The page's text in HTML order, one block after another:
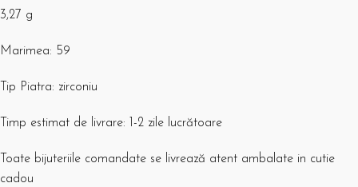
3,27 g
Marimea: 59
Tip Piatra: zirconiu
Timp estimat de livrare: 1-2 zile lucrătoare
Toate bijuteriile comandate se livrează atent ambalate in cutie
cadou